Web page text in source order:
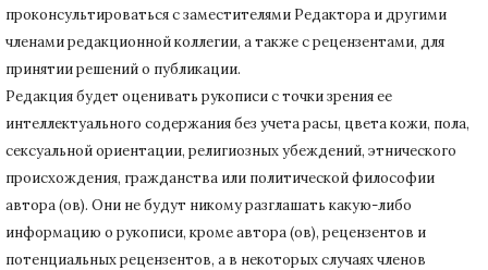
проконсультироваться с заместителями Редактора и другими
членами редакционной коллегии, а также с рецензентами, для
принятии решений о публикации.
Редакция будет оценивать рукописи с точки зрения ее
интеллектуального содержания без учета расы, цвета кожи, пола,
сексуальной ориентации, религиозных убеждений, этнического
происхождения, гражданства или политической философии
автора (ов). Они не будут никому разглашать какую-либо
информацию о рукописи, кроме автора (ов), рецензентов и
потенциальных рецензентов, а в некоторых случаях членов